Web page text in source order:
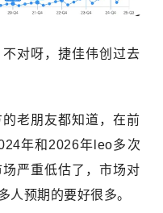
对呀，捷佳伟创过去
老朋友都知道，在前
年和2026年leo多次
严重低估了，市场对
人预期的要好很多。